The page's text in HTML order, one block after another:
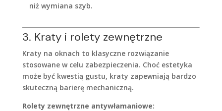
niż wymiana szyb.
3. Kraty i rolety zewnętrzne
Kraty na oknach to klasyczne rozwiązanie
stosowane w celu zabezpieczenia. Choć estetyka
może być kwestią gustu, kraty zapewniają bardzo
skuteczną barierę mechaniczną.
Rolety zewnętrzne antywłamaniowe: